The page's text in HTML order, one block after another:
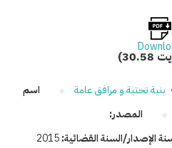
بنية تحتية و مرافق عامة
الإصدار/السنة القضائية:2015
اسم
المصدر: